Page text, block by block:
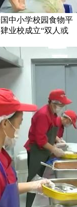
中小学校园食物平
业校成立“双人或